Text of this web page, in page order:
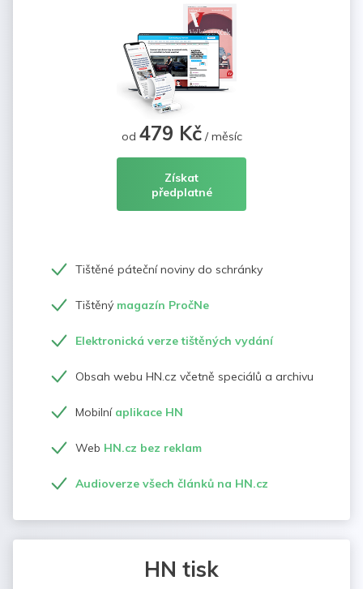
od 479 Kč/ měsíc
Získat
předplatné
Tištěné páteční noviny do schránky
Tištěný magazín PročNe
Elektronická verze tištěných vydání
Obsah webu HN.cz včetně speciálů a archivu
Mobilní aplikace HN
Web HN.cz bez reklam
Audioverze všech článků na HN.cz
HN tisk